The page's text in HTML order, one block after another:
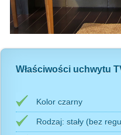
Właściwości uchwytu
Kolor czarny
Rodzaj: stały (bez